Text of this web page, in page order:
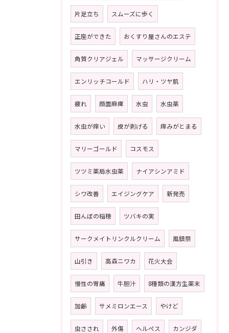
片足立ち スムーズに歩く
正座ができた おくすり屋さんのエステ
角質クリアジェル マッサージクリーム
エンリッチコールド ハリ・ツヤ肌
疲れ 顔面麻痺 水虫 水虫薬
水虫が痒い 皮が剥げる 痒みがとまる
マリーゴールド コスモス
ツツミ薬局水虫薬 ナイアシンアミド
シワ改善 エイジングケア 新発売
田んぼの稲穂 ツバキの実
サークメイトリンクルクリーム 風鎮祭
山引き 高森ニワカ 花火大会
慢性の胃痛 牛胆汁 8種類の漢方生薬末
加齢 サメミロンエース やけど
虫さされ 外傷 ヘルペス カンジダ